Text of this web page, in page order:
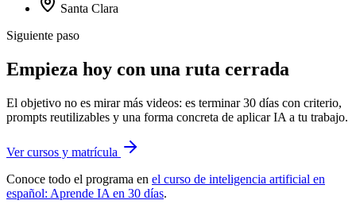
Santa Clara
Siguiente paso
Empieza hoy con una ruta cerrada
El objetivo no es mirar más videos: es terminar 30 días con criterio,
prompts reutilizables y una forma concreta de aplicar IA a tu trabajo.
Ver cursos y matrícula
Conoce todo el programa en el curso de inteligencia artificial en
español: Aprende IA en 30 días.